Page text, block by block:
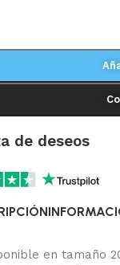
de deseos
en tamaño